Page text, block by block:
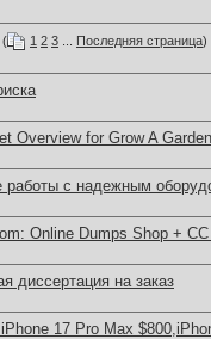
( 1 2 3 Последняя страница)
Overview for Grow A Garden
работы с надежным
Online Dumps Shop +
диссертация на заказ
17 Pro Max